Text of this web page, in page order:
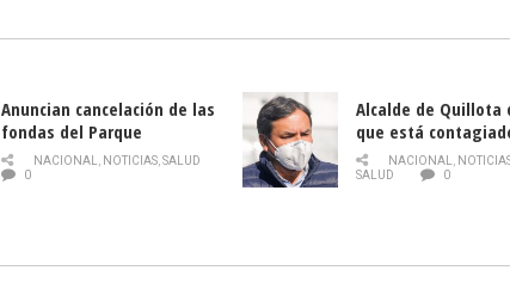
Anuncian cancelación de las
fondas del Parque
O’Higgins debido al
coronavirus
NACIONAL, NOTICIAS,SALUD
0
Alcalde de Quillota
que está
COVID-19
NACIONAL,
SALUD
0